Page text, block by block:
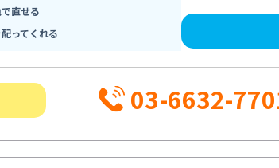
直せる
ってくれる
03-6632-